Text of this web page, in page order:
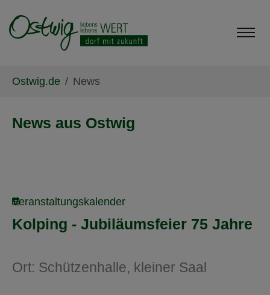
Ostwig.de News
News aus Ostwig
Veranstaltungskalender
Kolping - Jubiläumsfeier 75 Jahre
Ort: Schützenhalle, kleiner Saal